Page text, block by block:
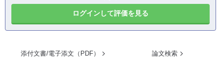
ログインして評価を見る
添付文書/電子添文（PDF） 論文検索